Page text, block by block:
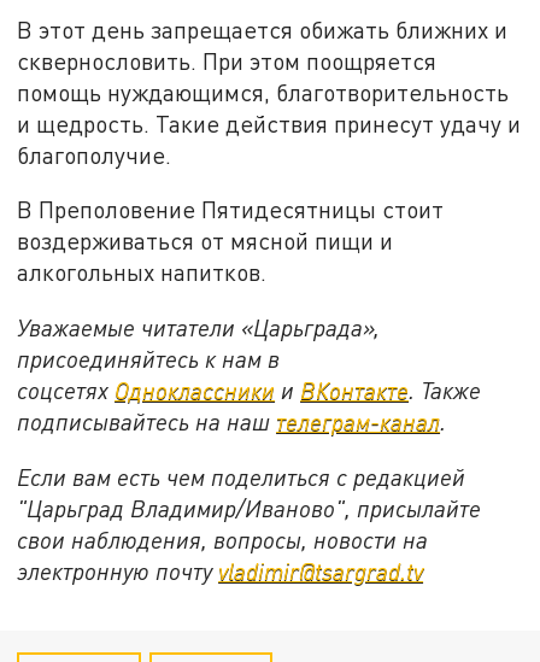
В этот день запрещается обижать ближних и
сквернословить. При этом поощряется
помощь нуждающимся, благотворительность
и щедрость. Такие действия принесут удачу и
благополучие.
В Преполовение Пятидесятницы стоит
воздерживаться от мясной пищи и
алкогольных напитков.
Уважаемые читатели «Царьграда»,
присоединяйтесь к нам в
соцсетях Одноклассники и ВКонтакте. Также
подписывайтесь на наш телеграм-канал.
Если вам есть чем поделиться с редакцией
"Царьград Владимир/Иваново", присылайте
свои наблюдения, вопросы, новости на
электронную почту vladimir@tsargrad.tv